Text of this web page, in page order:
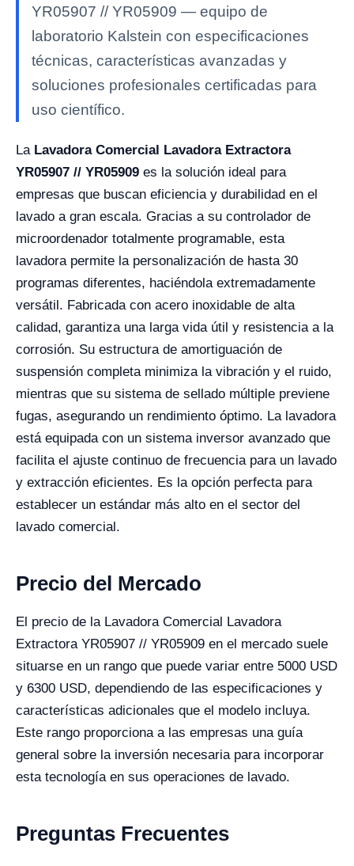
YR05907 // YR05909 — equipo de
laboratorio Kalstein con especificaciones
técnicas, características avanzadas y
soluciones profesionales certificadas para
uso científico.
La Lavadora Comercial Lavadora Extractora
YR05907 // YR05909 es la solución ideal para
empresas que buscan eficiencia y durabilidad en el
lavado a gran escala. Gracias a su controlador de
microordenador totalmente programable, esta
lavadora permite la personalización de hasta 30
programas diferentes, haciéndola extremadamente
versátil. Fabricada con acero inoxidable de alta
calidad, garantiza una larga vida útil y resistencia a la
corrosión. Su estructura de amortiguación de
suspensión completa minimiza la vibración y el ruido,
mientras que su sistema de sellado múltiple previene
fugas, asegurando un rendimiento óptimo. La lavadora
está equipada con un sistema inversor avanzado que
facilita el ajuste continuo de frecuencia para un lavado
y extracción eficientes. Es la opción perfecta para
establecer un estándar más alto en el sector del
lavado comercial.
Precio del Mercado
El precio de la Lavadora Comercial Lavadora
Extractora YR05907 // YR05909 en el mercado suele
situarse en un rango que puede variar entre 5000 USD
y 6300 USD, dependiendo de las especificaciones y
características adicionales que el modelo incluya.
Este rango proporciona a las empresas una guía
general sobre la inversión necesaria para incorporar
esta tecnología en sus operaciones de lavado.
Preguntas Frecuentes